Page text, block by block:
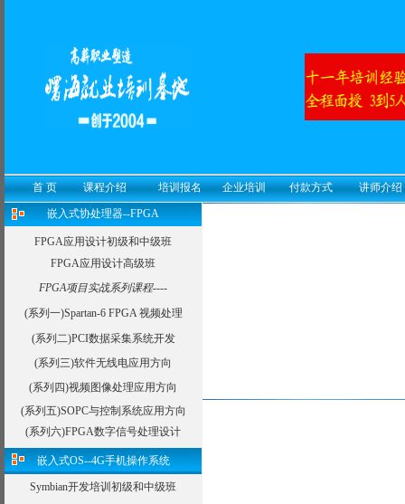
首 页 课程介绍 培训报名 企业培训 付款方式 讲师介绍
嵌入式协处理器--FPGA
FPGA应用设计初级和中级班
FPGA应用设计高级班
FPGA项目实战系列课程----
(系列一)Spartan-6 FPGA 视频处理
(系列二)PCI数据采集系统开发
(系列三)软件无线电应用方向
(系列四)视频图像处理应用方向
(系列五)SOPC与控制系统应用方向
(系列六)FPGA数字信号处理设计
嵌入式OS--4G手机操作系统
Symbian开发培训初级和中级班